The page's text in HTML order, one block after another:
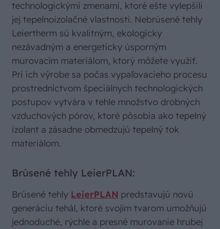
technologickými zmenami, ktoré ešte vylepšili
jej tepelnoizolačné vlastnosti. Nebrúsené tehly
Leiertherm sú kvalitným, ekologicky
nezávadným a energeticky úsporným
murovacím materiálom, ktorý môžete využiť.
Pri ich výrobe sa počas vypaľovacieho procesu
prostredníctvom špeciálnych technologických
postupov vytvára v tehle množstvo drobných
vzduchových pórov, ktoré pôsobia ako tepelný
izolant a zásadne obmedzujú tepelný tok
materiálom.
Brúsené tehly LeierPLAN:
Brúsené tehly LeierPLAN predstavujú novú
generáciu tehál, ktoré svojím tvarom umožňujú
jednoduché, rýchle a presné murovanie hrubej